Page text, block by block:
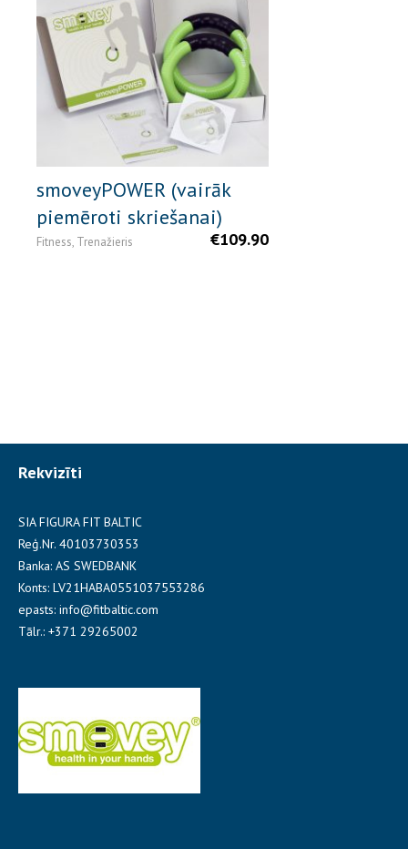
smoveyPOWER (vairāk
piemēroti skriešanai)
€109.90
Fitness, Trenažieris
Rekvizīti
SIA FIGURA FIT BALTIC
Reģ.Nr. 40103730353
Banka: AS SWEDBANK
Konts: LV21HABA0551037553286
epasts: info@fitbaltic.com
Tālr.: +371 29265002